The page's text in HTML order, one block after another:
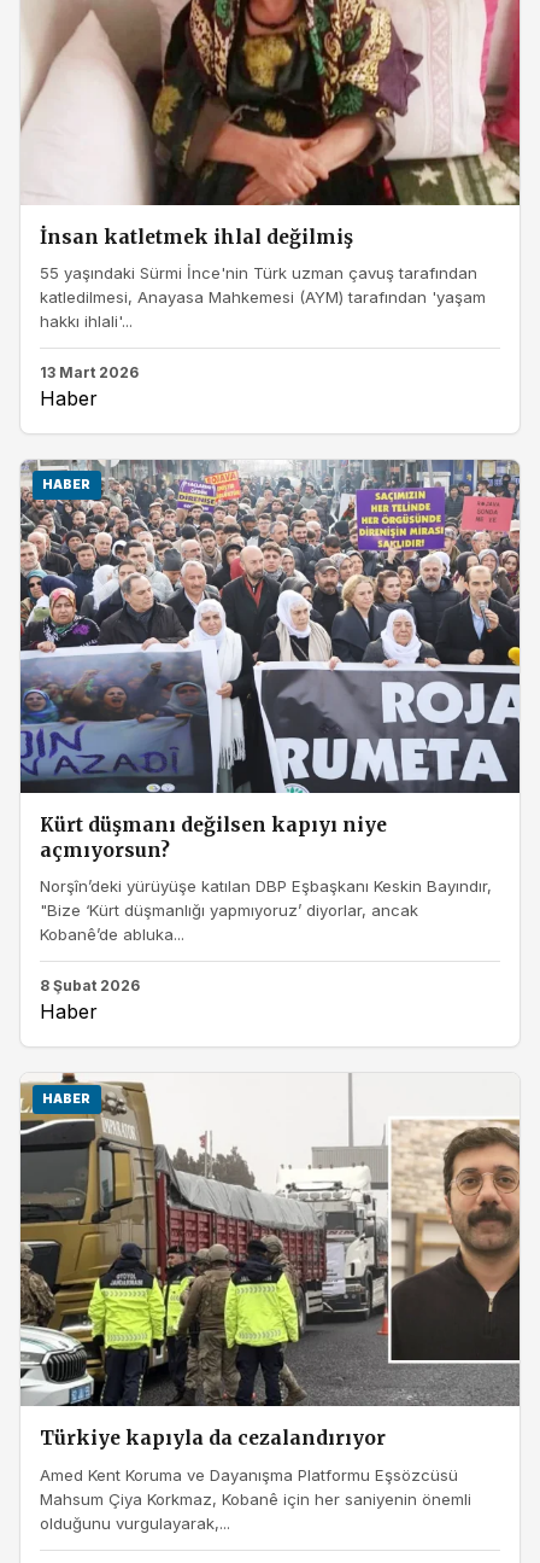
İnsan katletmek ihlal değilmiş
55 yaşındaki Sürmi İnce'nin Türk uzman çavuş tarafından
katledilmesi, Anayasa Mahkemesi (AYM) tarafından 'yaşam
hakkı ihlali'...
13 Mart 2026
Haber
HABER
Kürt düşmanı değilsen kapıyı niye
açmıyorsun?
Norşîn’deki yürüyüşe katılan DBP Eşbaşkanı Keskin Bayındır,
"Bize ‘Kürt düşmanlığı yapmıyoruz’ diyorlar, ancak
Kobanê’de abluka...
8 Şubat 2026
Haber
HABER
Türkiye kapıyla da cezalandırıyor
Amed Kent Koruma ve Dayanışma Platformu Eşsözcüsü
Mahsum Çiya Korkmaz, Kobanê için her saniyenin önemli
olduğunu vurgulayarak,...